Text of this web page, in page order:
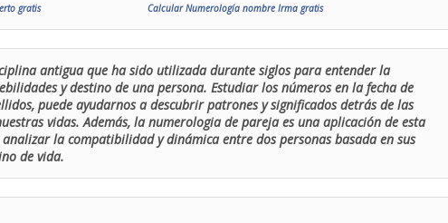
gratis
Calcular Numerología nombre Irma gratis
antigua que ha sido utilizada durante siglos para entender la
y destino de una persona. Estudiar los números en la fecha de
puede ayudarnos a descubrir patrones y significados detrás de las
vidas. Además, la numerologia de pareja es una aplicación de esta
la compatibilidad y dinámica entre dos personas basada en sus
de vida.